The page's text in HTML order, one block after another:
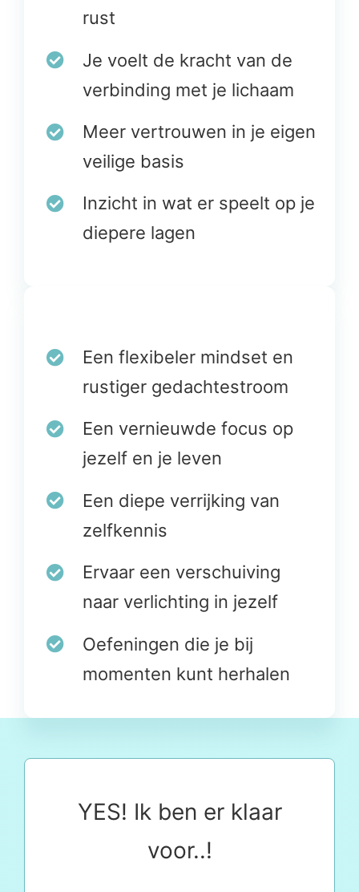
rust
Je voelt de kracht van de
verbinding met je lichaam
Meer vertrouwen in je eigen
veilige basis
Inzicht in wat er speelt op je
diepere lagen
Een flexibeler mindset en
rustiger gedachtestroom
Een vernieuwde focus op
jezelf en je leven
Een diepe verrijking van
zelfkennis
Ervaar een verschuiving
naar verlichting in jezelf
Oefeningen die je bij
momenten kunt herhalen
YES! Ik ben er klaar
voor..!